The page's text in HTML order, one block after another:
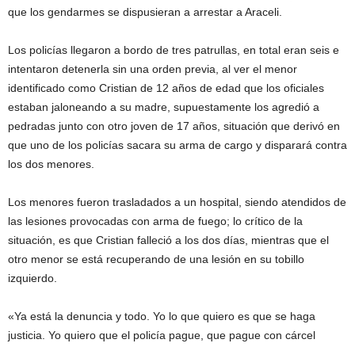
que los gendarmes se dispusieran a arrestar a Araceli.
Los policías llegaron a bordo de tres patrullas, en total eran seis e
intentaron detenerla sin una orden previa, al ver el menor
identificado como Cristian de 12 años de edad que los oficiales
estaban jaloneando a su madre, supuestamente los agredió a
pedradas junto con otro joven de 17 años, situación que derivó en
que uno de los policías sacara su arma de cargo y disparará contra
los dos menores.
Los menores fueron trasladados a un hospital, siendo atendidos de
las lesiones provocadas con arma de fuego; lo crítico de la
situación, es que Cristian falleció a los dos días, mientras que el
otro menor se está recuperando de una lesión en su tobillo
izquierdo.
«Ya está la denuncia y todo. Yo lo que quiero es que se haga
justicia. Yo quiero que el policía pague, que pague con cárcel